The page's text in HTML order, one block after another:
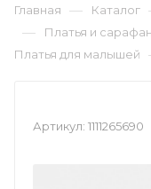
Главная — Каталог
— Платья и
Платья для малышей
Артикул: 1111265690